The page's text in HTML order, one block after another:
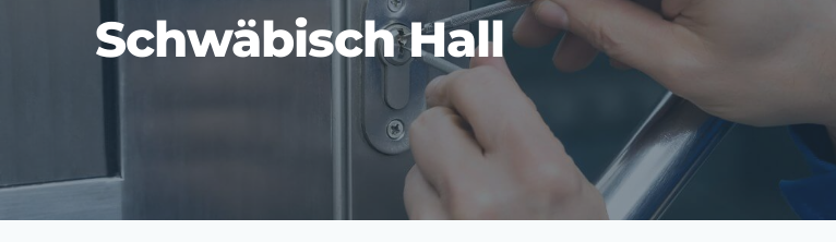
Schwäbisch Hall